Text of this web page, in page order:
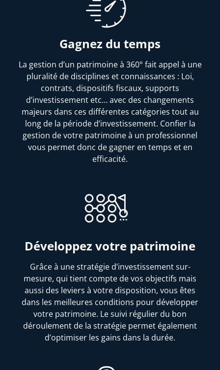
Gagnez du temps
La gestion d’un patrimoine à 360° fait appel à une
pluralité de disciplines et connaissances : Loi,
contrats, dispositifs fiscaux, supports
d’investissement etc… avec des changements
majeurs dans ces différentes catégories tout au
long de la période d’investissement. Confier la
gestion de votre patrimoine à un professionnel
vous permet donc de gagner en temps et en
efficacité.
Développez votre patrimoine
Grâce à une stratégie d’investissement sur-
mesure, qui tient compte de vos objectifs mais
aussi des leviers à votre disposition, vous êtes
dans les meilleures conditions pour développer
votre patrimoine. Le suivi régulier du bon
déroulement de la stratégie permet également
d’optimiser les gains dans la durée.